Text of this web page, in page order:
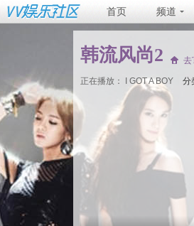
首页 频道
韩流风尚2 去
正在播放： I GOT A BOY 分